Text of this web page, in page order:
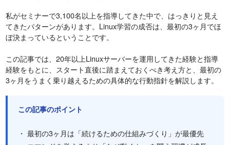
私がセミナーで3,100名以上を指導してきた中で、はっきりと見え
てきたパターンがあります。Linux学習の成否は、最初の3ヶ月でほ
ぼ決まっているということです。
この記事では、20年以上Linuxサーバーを運用してきた経験と指導
経験をもとに、スタート直後に踏まえておくべき考え方と、最初の
3ヶ月をうまく乗り越えるための具体的な行動指針を解説します。
この記事のポイント
・ 最初の3ヶ月は「続けるための仕組みづくり」が最優先